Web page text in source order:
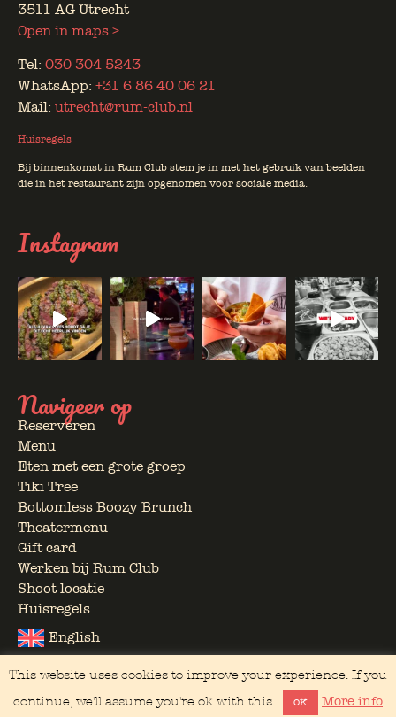
3511 AG Utrecht
Open in maps >
Tel: 030 304 5243
WhatsApp: +31 6 86 40 06 21
Mail: utrecht@rum-club.nl
Huisregels
Bij binnenkomst in Rum Club stem je in met het gebruik van beelden
die in het restaurant zijn opgenomen voor sociale media.
Instagram
Navigeer op
Reserveren
Menu
Eten met een grote groep
Tiki Tree
Bottomless Boozy Brunch
Theatermenu
Gift card
Werken bij Rum Club
Shoot locatie
Huisregels
English
This website uses cookies to improve your experience. If you
continue, we'll assume you're ok with this.
OK More info